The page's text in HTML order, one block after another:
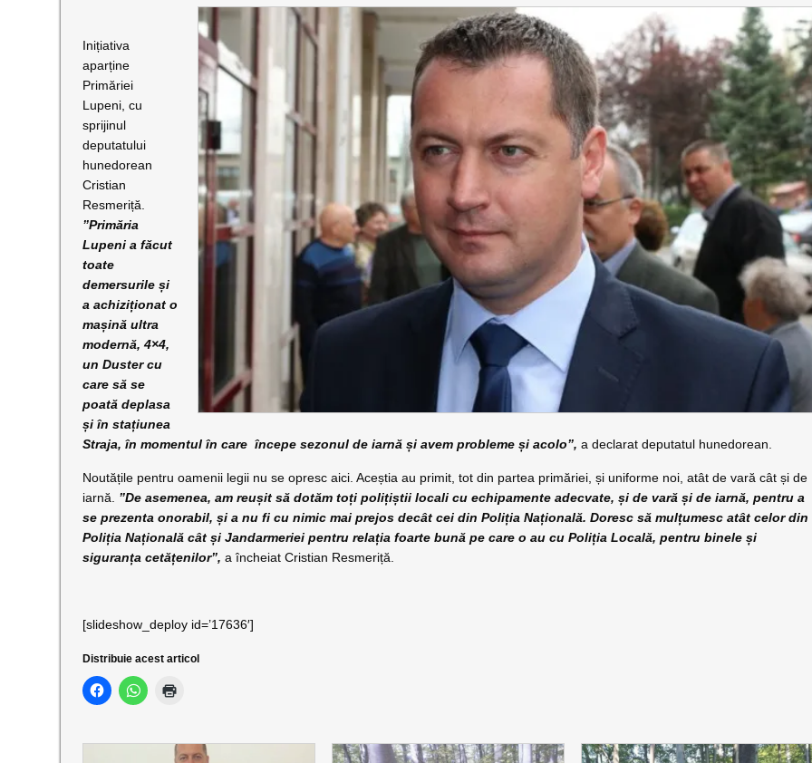
Inițiativa
aparține
Primăriei
Lupeni, cu
sprijinul
deputatului
hunedorean
Cristian
Resmeriță.
”Primăria
Lupeni a făcut
toate
demersurile și
a achiziționat o
mașină ultra
modernă, 4×4,
un Duster cu
care să se
poată deplasa
și în stațiunea
Straja, în momentul în care începe sezonul de iarnă și avem probleme și acolo”, a declarat deputatul hunedorean.
Noutățile pentru oamenii legii nu se opresc aici. Aceștia au primit, tot din partea primăriei, și uniforme noi, atât de vară cât și de
iarnă.
”De asemenea, am reușit să dotăm toți polițiștii locali cu echipamente adecvate, și de vară și de iarnă, pentru a
se prezenta onorabil, și a nu fi cu nimic mai prejos decât cei din Poliția Națională. Doresc să mulțumesc atât celor din
Poliția Națională cât și Jandarmeriei pentru relația foarte bună pe care o au cu Poliția Locală, pentru binele și
siguranța cetățenilor”, a încheiat Cristian Resmeriță.
[slideshow_deploy id=’17636′]
Distribuie acest articol